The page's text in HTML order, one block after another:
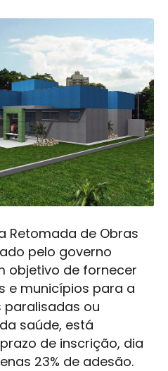
Retomada de Obras
pelo governo
objetivo de fornecer
e municípios para a
ou
saúde, está
de inscrição, dia
23% de adesão.